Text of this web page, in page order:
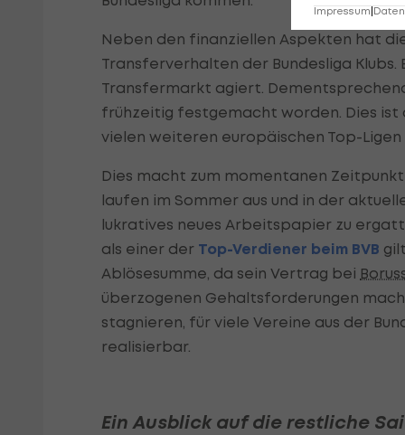
Neben den finanziellen Aspekten hat
Transferverhalten der Bundesliga
Transfermarkt agiert.
frühzeitig festgemacht worden. Dies ist
vielen weiteren europäischen Top-
Dies macht zum momentanen
laufen im Sommer aus und in der
lukratives neues Arbeitspapier zu
als einer der Top-Verdiener beim BVB
Ablösesumme, da sein Vertrag bei
überzogenen Gehaltsforderungen
stagnieren, für viele Vereine aus der
realisierbar.
Ein Ausblick auf die restliche
Impressum|